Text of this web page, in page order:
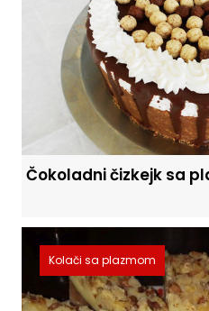
Čokoladni čizkejk sa
Kolači sa plazmom